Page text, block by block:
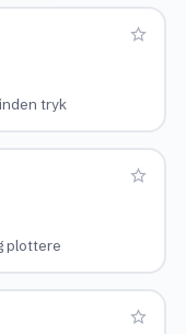
tryk
plottere